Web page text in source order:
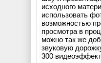
исходного
использовать
возможностью
просмотра в
можно так же
звуковую
300